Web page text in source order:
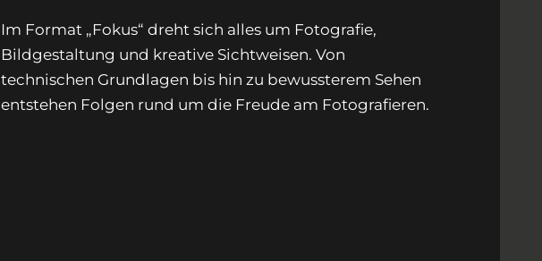
Im Format „Fokus“ dreht sich alles um Fotografie,
Bildgestaltung und kreative Sichtweisen. Von
technischen Grundlagen bis hin zu bewussterem Sehen
entstehen Folgen rund um die Freude am Fotografieren.